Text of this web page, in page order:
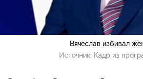
Вячеслав избивал
Источник: Кадр из